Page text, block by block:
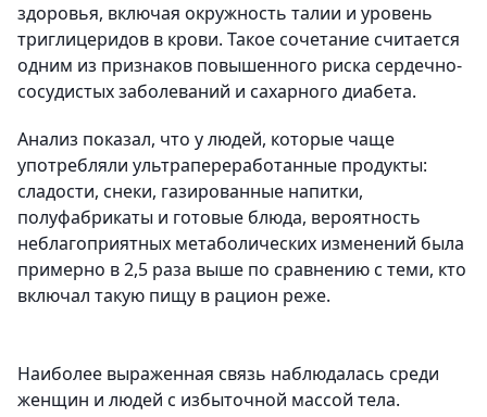
здоровья, включая окружность талии и уровень
триглицеридов в крови. Такое сочетание считается
одним из признаков повышенного риска сердечно-
сосудистых заболеваний и сахарного диабета.
Анализ показал, что у людей, которые чаще
употребляли ультрапереработанные продукты:
сладости, снеки, газированные напитки,
полуфабрикаты и готовые блюда, вероятность
неблагоприятных метаболических изменений была
примерно в 2,5 раза выше по сравнению с теми, кто
включал такую пищу в рацион реже.
Наиболее выраженная связь наблюдалась среди
женщин и людей с избыточной массой тела.